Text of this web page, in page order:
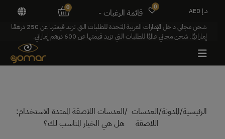
شحن مجاني داخل الإمارات العربية المتحدة للطلبات التي تزيد قيمتها عن 250 درهمًا
إماراتيًا. شحن مجاني عالميًا للطلبات التي تزيد قيمتها عن 600 درهم إماراتي.
الرئيسية/المدونة/العدسات
اللاصقة
/العدسات اللاصقة الممتدة الاستخدام:
هل هي الخيار المناسب لك؟
د.إ AED قائمة الرغبات -
0
0